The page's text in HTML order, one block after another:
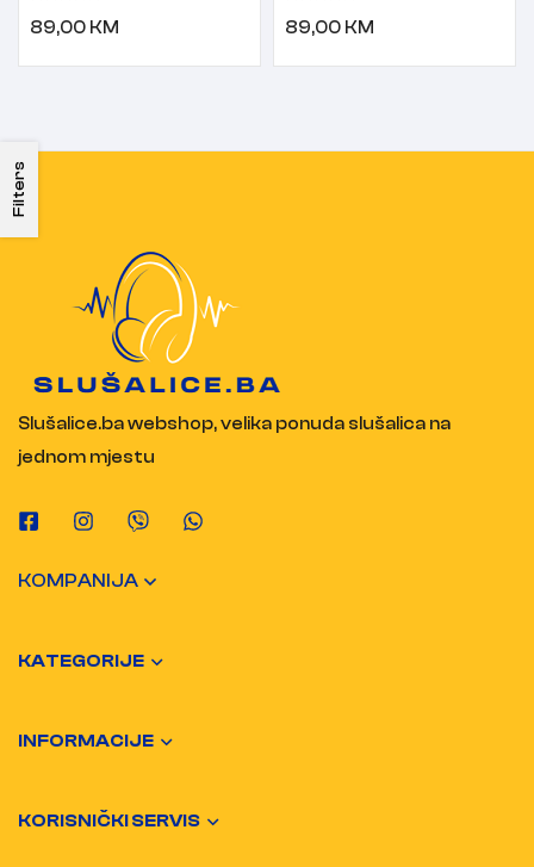
Filters
89,00 KM
89,00 KM
Slušalice.ba webshop, velika ponuda slušalica na
jednom mjestu
KOMPANIJA
KATEGORIJE
INFORMACIJE
KORISNIČKI SERVIS